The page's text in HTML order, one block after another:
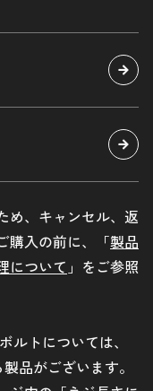
め、キャンセル、返
購入の前に、「製品
について 」をご参照
トについては、
品がございます。